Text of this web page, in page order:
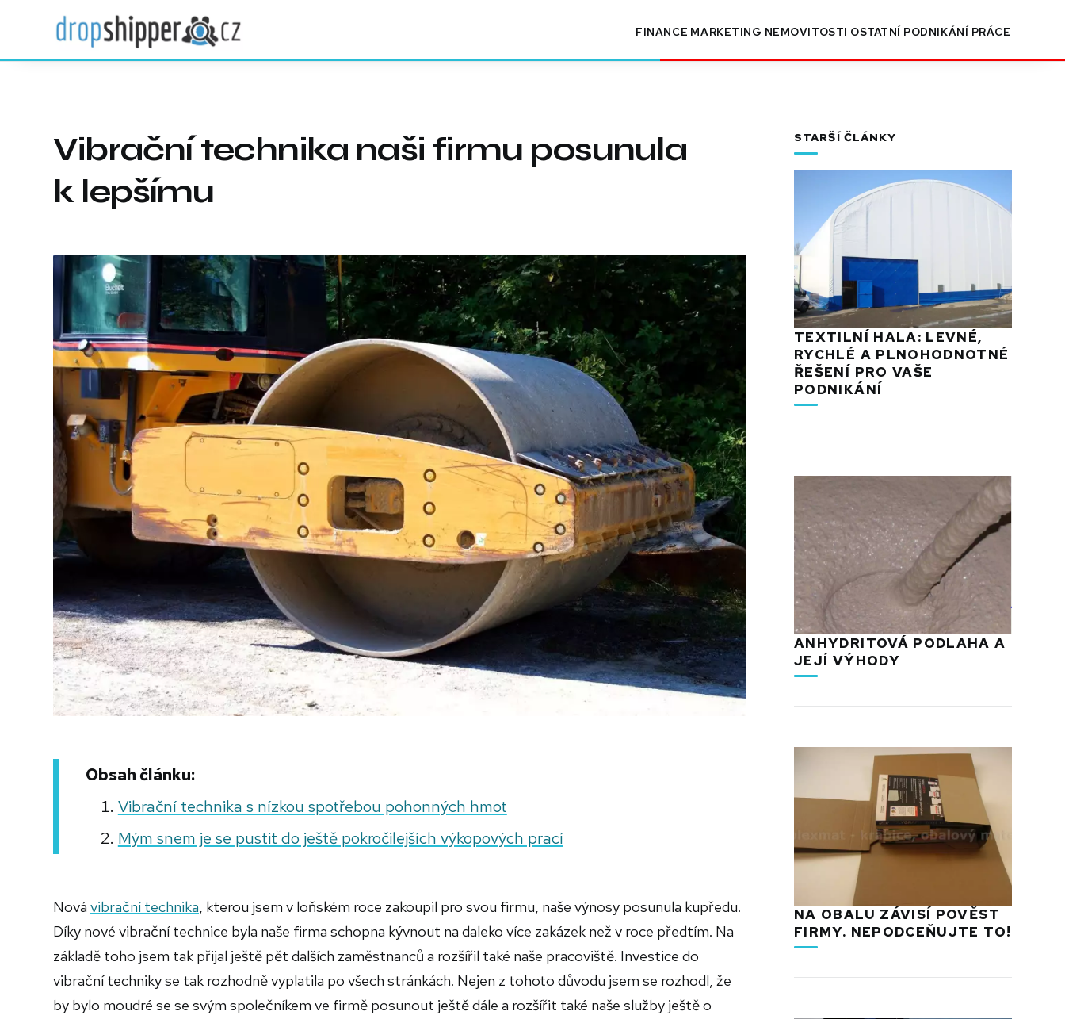
FINANCE MARKETING NEMOVITOSTI OSTATNÍ PODNIKÁNÍ PRÁCE
Vibrační technika naši firmu posunula
k lepšímu
Obsah článku:
Vibrační technika s nízkou spotřebou pohonných hmot
Mým snem je se pustit do ještě pokročilejších výkopových prací
Nová vibrační technika, kterou jsem v loňském roce zakoupil pro svou firmu, naše výnosy posunula kupředu.
Díky nové vibrační technice byla naše firma schopna kývnout na daleko více zakázek než v roce předtím. Na
základě toho jsem tak přijal ještě pět dalších zaměstnanců a rozšířil také naše pracoviště. Investice do
vibrační techniky se tak rozhodně vyplatila po všech stránkách. Nejen z tohoto důvodu jsem se rozhodl, že
by bylo moudré se se svým společníkem ve firmě posunout ještě dále a rozšířit také naše služby ještě o
STARŠÍ ČLÁNKY
TEXTILNÍ HALA: LEVNÉ,
RYCHLÉ A PLNOHODNOTNÉ
ŘEŠENÍ PRO VAŠE
PODNIKÁNÍ
ANHYDRITOVÁ PODLAHA A
JEJÍ VÝHODY
NA OBALU ZÁVISÍ POVĚST
FIRMY. NEPODCEŇUJTE TO!